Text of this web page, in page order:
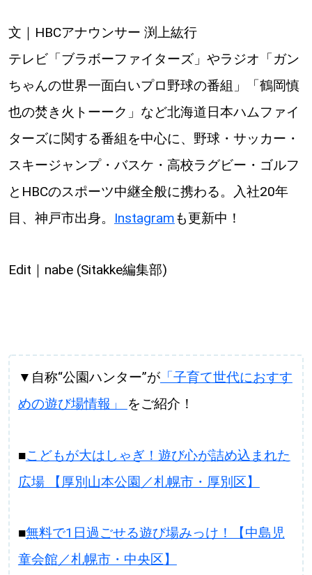
文｜HBCアナウンサー 渕上紘行
テレビ「ブラボーファイターズ」やラジオ「ガン
ちゃんの世界一面白いプロ野球の番組」「鶴岡慎
也の焚き火トーーク」など北海道日本ハムファイ
ターズに関する番組を中心に、野球・サッカー・
スキージャンプ・バスケ・高校ラグビー・ゴルフ
とHBCのスポーツ中継全般に携わる。入社20年
目、神戸市出身。 Instagramも更新中！
Edit｜nabe (Sitakke編集部)
▼自称“公園ハンター”が「子育て世代におすす
めの遊び場情報」 をご紹介！
■こどもが大はしゃぎ！遊び心が詰め込まれた
広場 【厚別山本公園／札幌市・厚別区】
■無料で1日過ごせる遊び場みっけ！【中島児
童会館／札幌市・中央区】